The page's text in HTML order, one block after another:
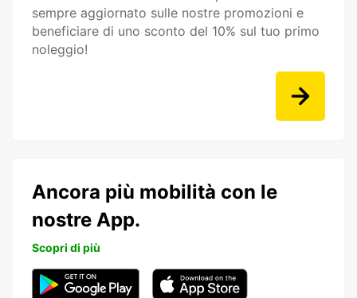
sempre aggiornato sulle nostre promozioni e
beneficiare di uno sconto del 10% sul tuo primo
noleggio!
Ancora più mobilità con le
nostre App.
Scopri di più